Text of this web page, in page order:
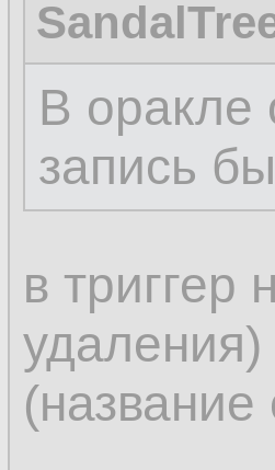
В оракле
запись
в триггер
удаления)